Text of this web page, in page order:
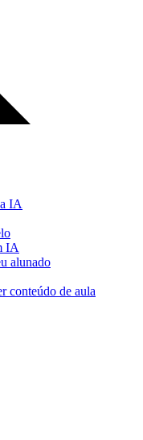
IA
IA
alunado
conteúdo de aula